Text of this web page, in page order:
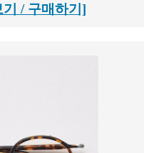
/ 구매하기]